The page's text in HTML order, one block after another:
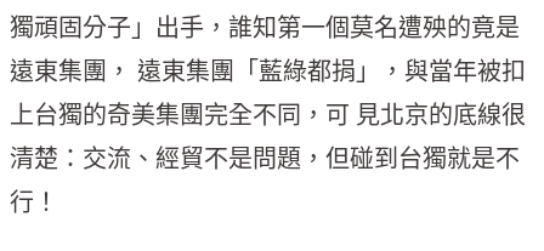
獨頑固分子」出手，誰知第一個莫名遭殃的竟是
遠東集團， 遠東集團「藍綠都捐」，與當年被扣
上台獨的奇美集團完全不同，可 見北京的底線很
清楚：交流、經貿不是問題，但碰到台獨就是不
行！